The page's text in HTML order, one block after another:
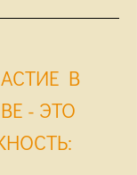
В
- ЭТО